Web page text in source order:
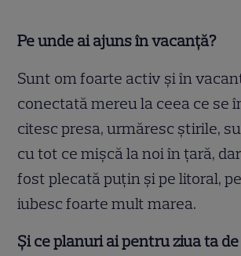
Pe unde ai ajuns în vacanță?
Sunt om foarte activ şi în
conectată mereu la ceea ce se
citesc presa, urmăresc ştirile,
cu tot ce mişcă la noi în ţară,
fost plecată puţin şi pe litoral,
iubesc foarte mult marea.
Și ce planuri ai pentru ziua ta